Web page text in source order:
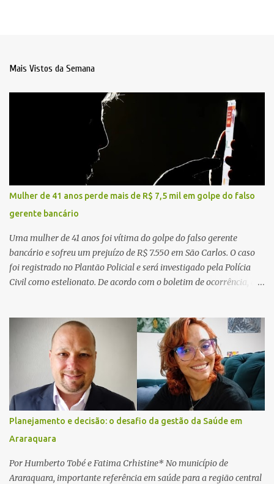
Mais Vistos da Semana
Mulher de 41 anos perde mais de R$ 7,5 mil em golpe do falso
gerente bancário
Uma mulher de 41 anos foi vítima do golpe do falso gerente
bancário e sofreu um prejuízo de R$ 7.550 em São Carlos. O caso
foi registrado no Plantão Policial e será investigado pela Polícia
Civil como estelionato. De acordo com o boletim de ocorrência, a
suspeito alegou que seria necessário atualizar o cadastro da conta
e passou a orientar a vítima sobre os procedimentos que deveriam
ser realizados. Dias depois, o golpista enviou um documento em
PDF simulando uma comunicação oficial da instituição financeira.
Na sequência, entrou em contato por telefone e encaminhou um
link, orientando a vítima a acessá-lo pelo computador para
concluir a suposta atualização cadastral. Após realizar o
procedimento, a conta bancária ficou bloqueada por algumas
horas. Sem conseguir acessar o sistema, a vítima tentou
novamente contato com o suposto gerente, mas não obteve
resposta. Na segunda-fe...
Planejamento e decisão: o desafio da gestão da Saúde em
Araraquara
Por Humberto Tobé e Fatima Crhistine* No município de
Araraquara, importante referência em saúde para a região central